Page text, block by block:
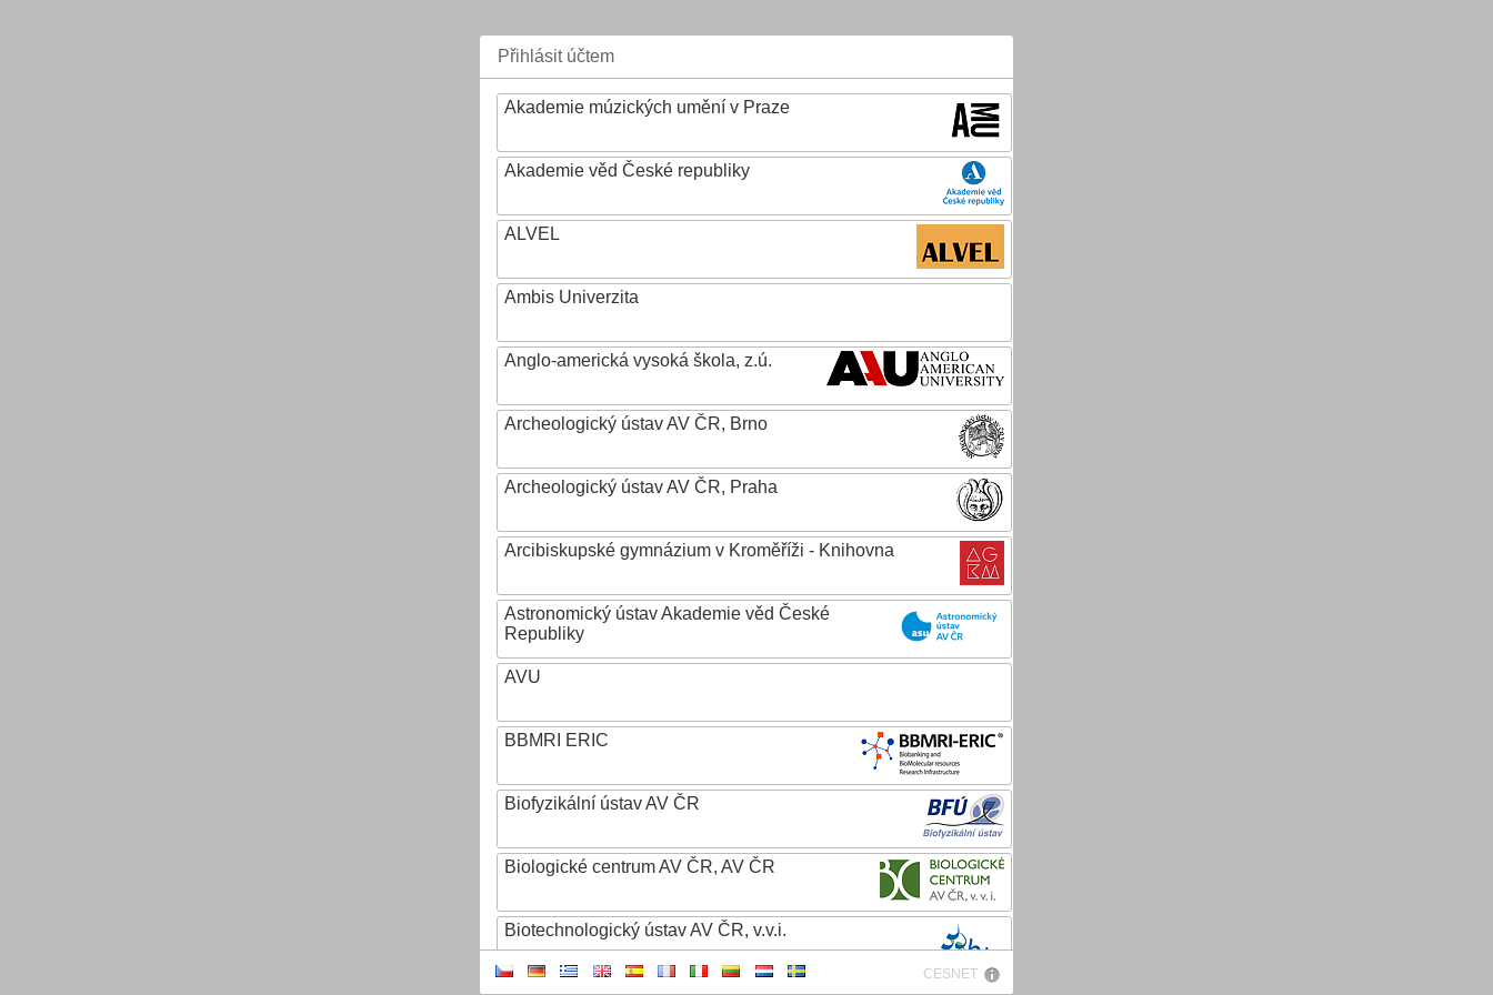
Přihlásit účtem
Akademie múzických umění v Praze
Akademie věd České republiky
ALVEL
Ambis Univerzita
Anglo-americká vysoká škola, z.ú.
Archeologický ústav AV ČR, Brno
Archeologický ústav AV ČR, Praha
Arcibiskupské gymnázium v Kroměříži - Knihovna
Astronomický ústav Akademie věd České
Republiky
AVU
BBMRI ERIC
Biofyzikální ústav AV ČR
Biologické centrum AV ČR, AV ČR
Biotechnologický ústav AV ČR, v.v.i.
CESNET